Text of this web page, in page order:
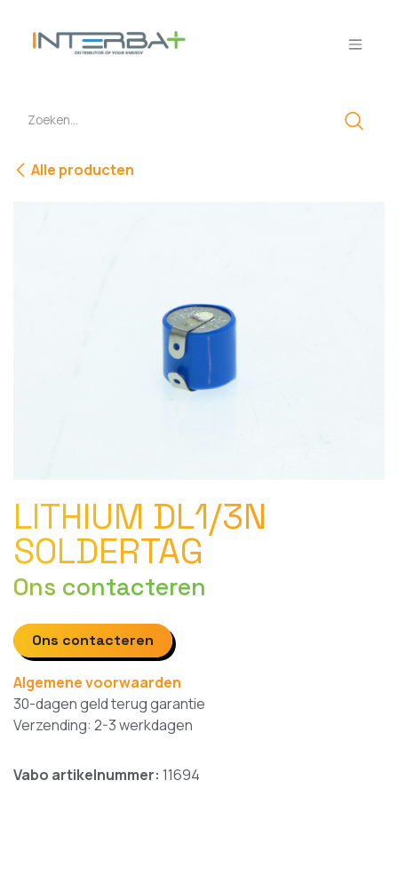
Alle producten
LITHIUM DL1/3N
SOLDERTAG
Ons contacteren
Ons contacteren
Algemene voorwaarden
30-dagen geld terug garantie
Verzending: 2-3 werkdagen
Vabo artikelnummer: 11694